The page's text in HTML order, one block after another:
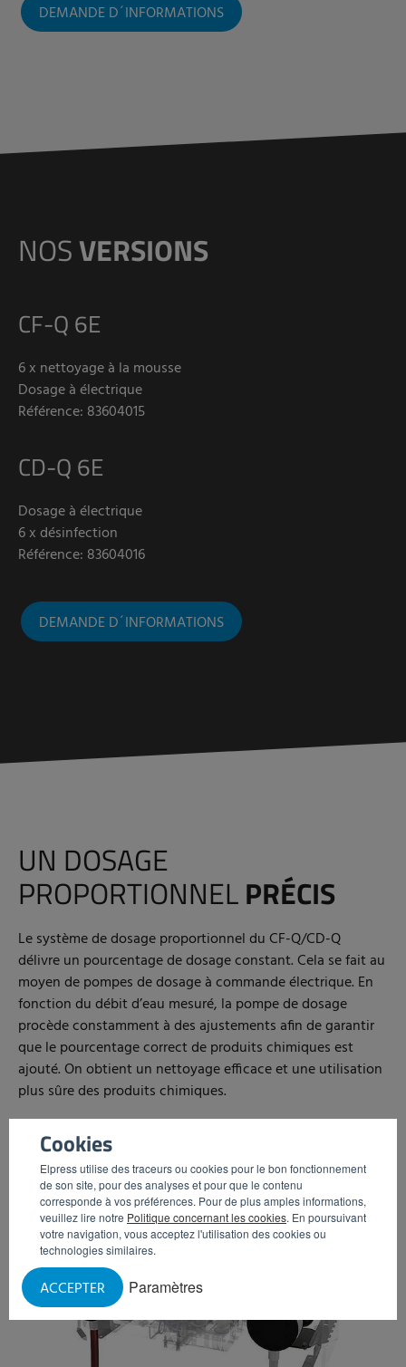
Cookies
Elpress utilise des traceurs ou cookies pour le bon fonctionnement
de son site, pour des analyses et pour que le contenu
corresponde à vos préférences. Pour de plus amples informations,
veuillez lire notre Politique concernant les cookies. En poursuivant
votre navigation, vous acceptez l'utilisation des cookies ou
technologies similaires.
Paramètres
ACCEPTER
DEMANDE D´INFORMATIONS
NOSVERSIONS
CF-Q 6E
6 x nettoyage à la mousse
Dosage à électrique
Référence: 83604015
CD-Q 6E
Dosage à électrique
6 x désinfection
Référence: 83604016
DEMANDE D´INFORMATIONS
UN DOSAGE
PROPORTIONNELPRÉCIS
Le système de dosage proportionnel du CF-Q/CD-Q
délivre un pourcentage de dosage constant. Cela se fait au
moyen de pompes de dosage à commande électrique. En
fonction du débit d’eau mesuré, la pompe de dosage
procède constamment à des ajustements afin de garantir
que le pourcentage correct de produits chimiques est
ajouté. On obtient un nettoyage efficace et une utilisation
plus sûre des produits chimiques.